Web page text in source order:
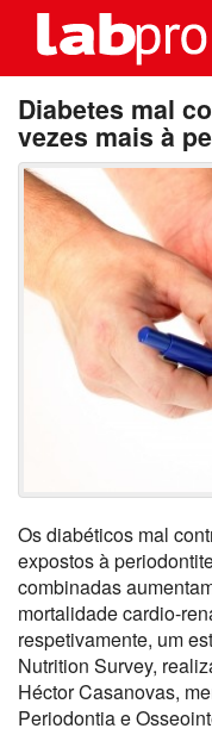
Diabetes mal
vezes mais à
Os diabéticos mal
expostos à
combinadas
mortalidade cardio-
respetivamente, um
Nutrition Survey,
Héctor Casanovas,
Periodontia e